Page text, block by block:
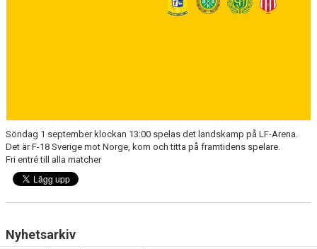
Söndag 1 september klockan 13:00 spelas det landskamp på LF-Arena.
Det är F-18 Sverige mot Norge, kom och titta på framtidens spelare.
Fri entré till alla matcher
Nyhetsarkiv